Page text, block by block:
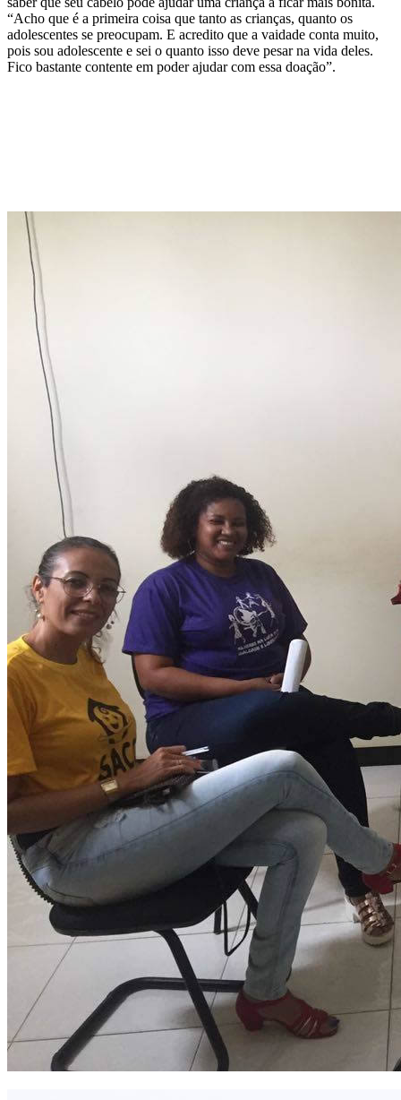
“Acho que é a primeira coisa que tanto as crianças, quanto os
adolescentes se preocupam. E acredito que a vaidade conta muito,
pois sou adolescente e sei o quanto isso deve pesar na vida deles.
Fico bastante contente em poder ajudar com essa doação”.